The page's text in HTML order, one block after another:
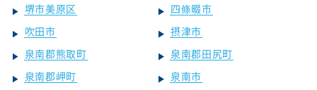
堺市美原区
四條畷市
吹田市
摂津市
泉南郡熊取町
泉南郡田尻町
泉南郡岬町
泉南市